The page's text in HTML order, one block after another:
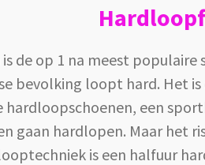
de op 1 na meest populaire
bevolking loopt hard. Het
hardloopschoenen, een
gaan hardlopen. Maar het
is een halfuur